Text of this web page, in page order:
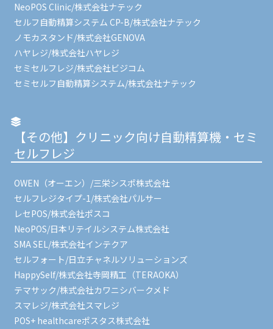
NeoPOS Clinic/株式会社ナテック
セルフ自動精算システム CP-B/株式会社ナテック
ノモカスタンド/株式会社GENOVA
ハヤレジ/株式会社ハヤレジ
セミセルフレジ/株式会社ビジコム
セミセルフ自動精算システム/株式会社ナテック
【その他】クリニック向け自動精算機・セミ
セルフレジ
OWEN（オーエン）/三栄シスポ株式会社
セルフレジタイプ-1/株式会社パルサー
レセPOS/株式会社ポスコ
NeoPOS/日本リテイルシステム株式会社
SMA SEL/株式会社インテクア
セルフォート/日立チャネルソリューションズ
HappySelf/株式会社寺岡精工（TERAOKA）
テマサック/株式会社カワニシバークメド
スマレジ/株式会社スマレジ
POS+ healthcareポスタス株式会社